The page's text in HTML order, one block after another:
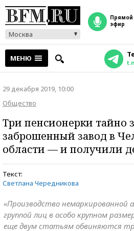
Москва
прямой
эфир
МЕНЮ
29 декабря 2019, 10:00
Общество
Три пенсионерки тайно
заброшенный завод в
области — и получили
Текст:
Светлана Чередникова
«Производство немаркированной
группой лиц в особо крупном
еще двум статьям обвиняются